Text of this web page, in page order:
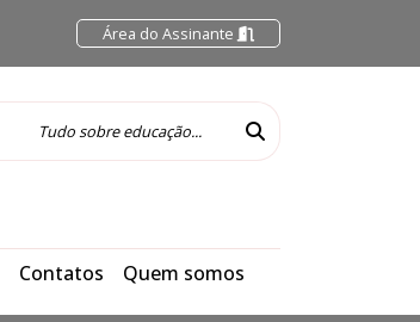
Área do Assinante
Contatos Quem somos